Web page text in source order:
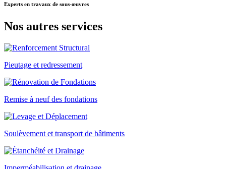
Experts en travaux de sous-œuvres
Nos autres services
Pieutage et redressement
Remise à neuf des fondations
Soulèvement et transport de bâtiments